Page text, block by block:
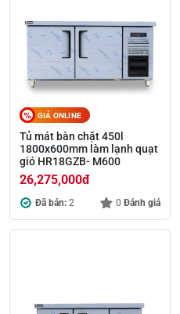
GIÁ ONLINE
Tủ mát bàn chặt 450l
1800x600mm làm lạnh quạt
gió HR18GZB- M600
26,275,000đ
Đã bán: 2 0 Đánh giá